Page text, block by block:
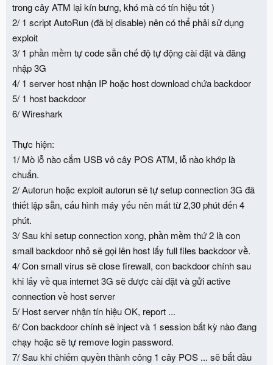
5/ kết nối giữa các cây ATM đăng nhập và thực hiện các lệnh như
rút tiền ... nếu rảnh mình có thể từ đây chiếm gọn các cây ATM
và thực hiện lệnh "xả tiền"
Lời kết, sau khi tìm hiểu và phân tích kỹ lưỡng cuối cùng ... mình
đã chả hiểu gì cả
vặt vẽo
p/s: log và dữ liệu đã có thay đổi để bảo mật chính bank đó ... lỗ
hổng rất to, sau khi có soft có thể viết thêm kha khá exploit để
vác đi chiếm các bank khác.
NICE SECURITY, BITCH !
trong cây ATM lại kín bưng, khó mà có tín hiệu tốt )
2/ 1 script AutoRun (đã bị disable) nên có thể phải sử dụng
exploit
3/ 1 phần mềm tự code sẵn chế độ tự động cài đặt và đăng
nhập 3G
4/ 1 server host nhận IP hoặc host download chứa backdoor
5/ 1 host backdoor
6/ Wireshark
Thực hiện:
1/ Mò lỗ nào cắm USB vô cây POS ATM, lỗ nào khớp là
chuẩn.
2/ Autorun hoặc exploit autorun sẽ tự setup connection 3G đã
thiết lập sẵn, cấu hình máy yếu nên mất từ 2,30 phút đến 4
phút.
3/ Sau khi setup connection xong, phần mềm thứ 2 là con
small backdoor nhỏ sẽ gọi lên host lấy full files backdoor về.
4/ Con small virus sẽ close firewall, con backdoor chính sau
khi lấy về qua internet 3G sẽ được cài đặt và gửi active
connection về host server
5/ Host server nhận tín hiệu OK, report ...
6/ Con backdoor chính sẽ inject và 1 session bất kỳ nào đang
chạy hoặc sẽ tự remove login password.
7/ Sau khi chiếm quyền thành công 1 cây POS ... sẽ bắt đầu